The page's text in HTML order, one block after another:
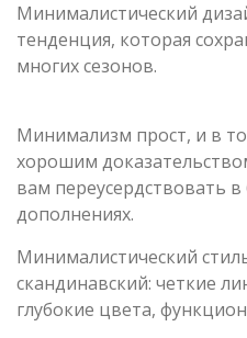
Минималистический
тенденция, которая
многих сезонов.
Минимализм прост, и в
хорошим
вам переусердствовать в
дополнениях.
Минималистический
скандинавский: четкие
глубокие цвета,